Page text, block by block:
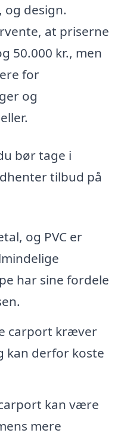
og design.
at priserne
50.000 kr., men
for
og
bør tage i
tilbud på
og PVC er
har sine fordele
carport kræver
kan derfor koste
kan være
mere